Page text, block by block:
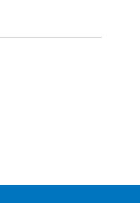
Nagarkot